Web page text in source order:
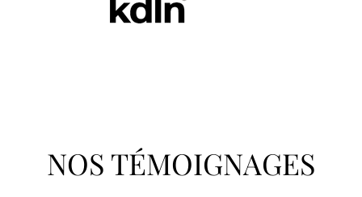
NOS TÉMOIGNAGES